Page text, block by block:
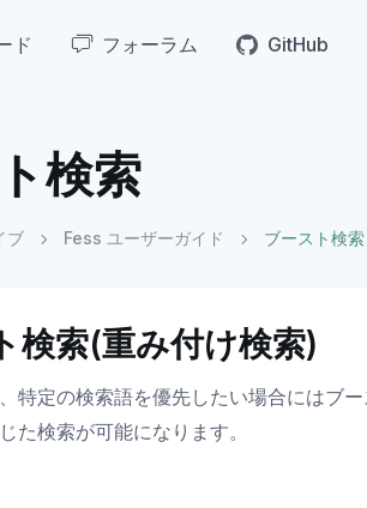
ド フォーラム GitHub
検索
ブ Fess ユーザーガイド ブースト検索
検索(重み付け検索)
特定の検索語を優先したい場合にはブ
た検索が可能になります。